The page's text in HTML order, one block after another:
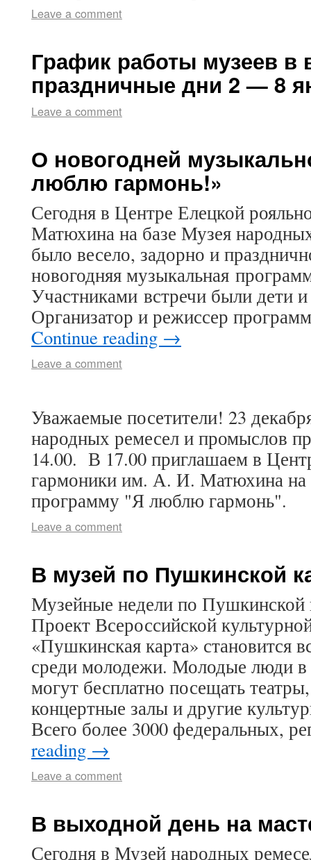
Leave a comment
График работы музеев
праздничные дни 2 — 8
Leave a comment
О новогодней
люблю гармонь!»
Сегодня в Центре Елецкой
Матюхина на базе Музея
было весело, задорно и
новогодняя музыкальная
Участниками встречи были дети
Организатор и режиссер
Continue reading →
Leave a comment
Уважаемые посетители! 23
народных ремесел и промыслов
14.00. В 17.00 приглашаем в
гармоники им. А. И. Матюхина
программу "Я люблю гармонь".
Leave a comment
В музей по Пушкинской
Музейные недели по Пушкинской
Проект Всероссийской
«Пушкинская карта» становится
среди молодежи. Молодые люди
могут бесплатно посещать
концертные залы и другие
Всего более 3000 федеральных,
reading →
Leave a comment
В выходной день на
Сегодня в Музей народных